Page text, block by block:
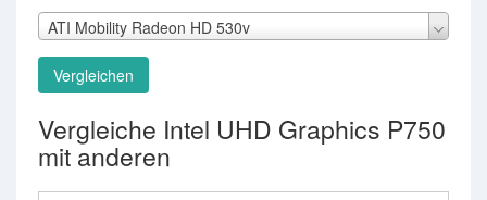
ATI Mobility Radeon HD 530v
Vergleichen
Vergleiche Intel UHD Graphics P750
mit anderen